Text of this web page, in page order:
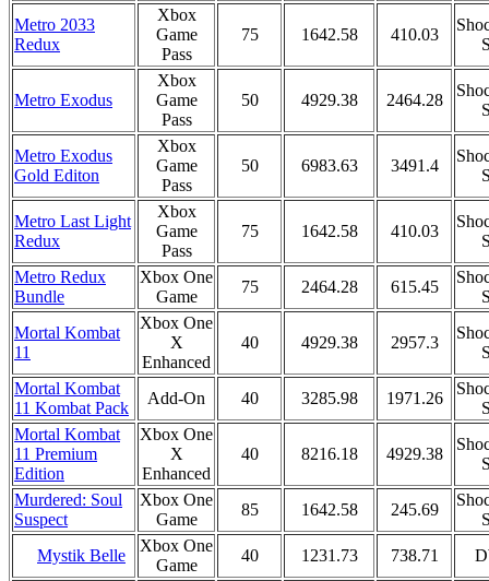
Metro 2033
Redux
Xbox
Game
Pass
75 1642.58 410.03
Metro Exodus
Xbox
Game
Pass
50 4929.38 2464.28
Metro Exodus
Gold Editon
Xbox
Game
Pass
50 6983.63 3491.4
Metro Last Light
Redux
Xbox
Game
Pass
75 1642.58 410.03
Metro Redux
Bundle
Xbox One
Game
75 2464.28 615.45
Mortal Kombat
11
Xbox One
X
Enhanced
40 4929.38 2957.3
Mortal Kombat
11 Kombat Pack
Add-On 40 3285.98 1971.26
Mortal Kombat
11 Premium
Edition
Xbox One
X
Enhanced
40 8216.18 4929.38
Murdered: Soul
Suspect
Xbox One
Game
85 1642.58 245.69
Mystik Belle
Xbox One
Game
40 1231.73 738.71